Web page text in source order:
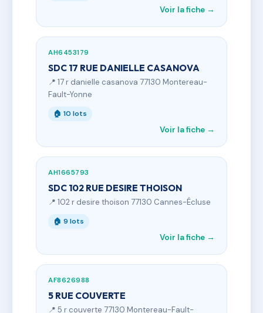
Voir la fiche →
AH6453179
SDC 17 RUE DANIELLE CASANOVA
📍 17 r danielle casanova 77130 Montereau-
Fault-Yonne
🏠 10 lots
Voir la fiche →
AH1665793
SDC 102 RUE DESIRE THOISON
📍 102 r desire thoison 77130 Cannes-Écluse
🏠 9 lots
Voir la fiche →
AF8626988
5 RUE COUVERTE
📍 5 r couverte 77130 Montereau-Fault-